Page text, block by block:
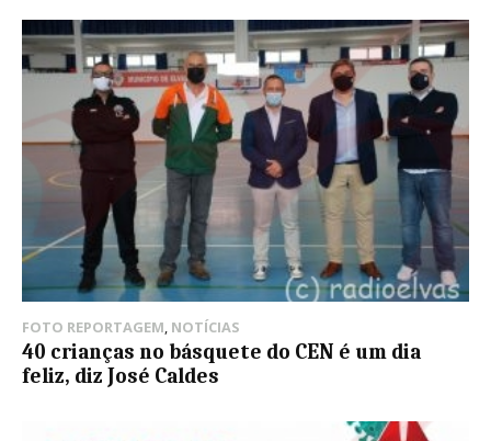
FOTO REPORTAGEM, NOTÍCIAS
40 crianças no básquete do CEN é um dia
feliz, diz José Caldes